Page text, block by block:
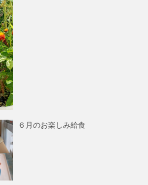
６月のお楽しみ給食